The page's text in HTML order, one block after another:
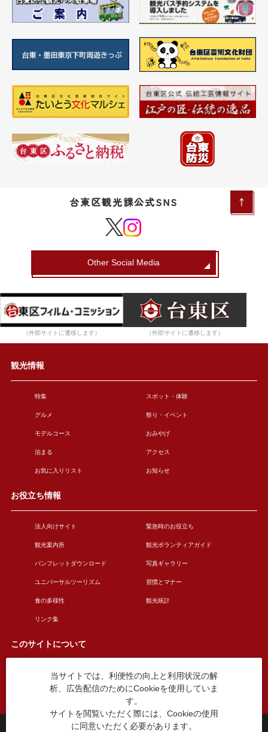
台東区観光課公式SNS
Other Social Media
（外部サイトに遷移します） （外部サイトに遷移します）
観光情報
特集 スポット・体験
グルメ 祭り・イベント
モデルコース おみやげ
泊まる アクセス
お気に入りリスト お知らせ
お役立ち情報
法人向けサイト 緊急時のお役立ち
観光案内所 観光ボランティアガイド
パンフレットダウンロード 写真ギャラリー
ユニバーサルツーリズム 習慣とマナー
食の多様性 観光統計
リンク集
このサイトについて
このサイトについて 広告掲載について
お問い合わせ
台東区役所観光課
当サイトでは、利便性の向上と利用状況の解
析、広告配信のためにCookieを使用していま
す。
サイトを閲覧いただく際には、Cookieの使用
に同意いただく必要があります。